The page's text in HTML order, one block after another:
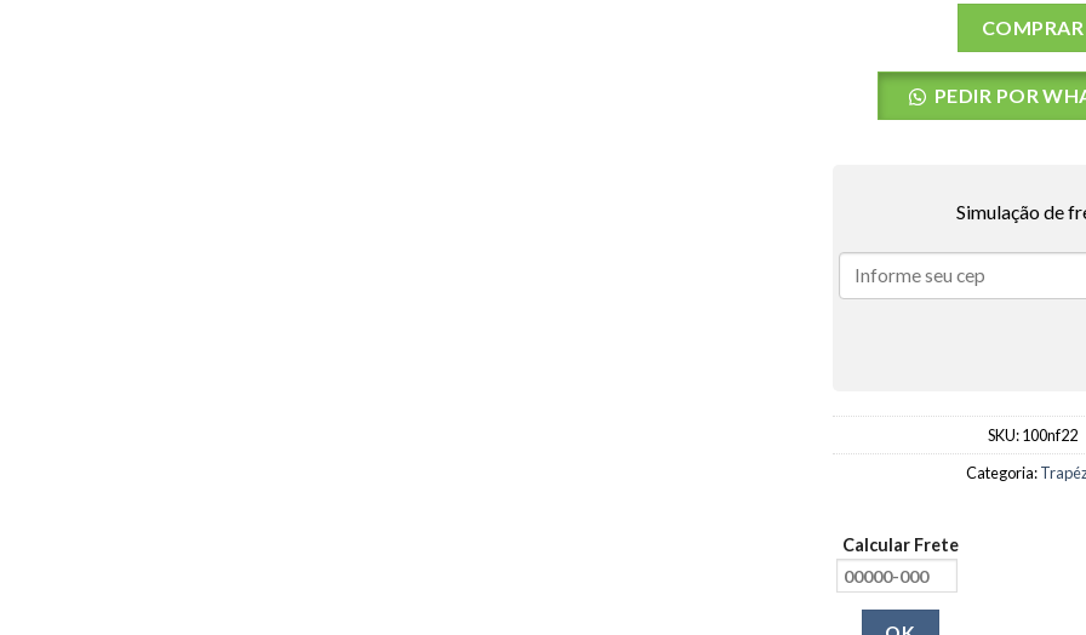
COMPRAR
PEDIR POR
Simulação de
SKU:100nf22
Categoria:
Calcular Frete